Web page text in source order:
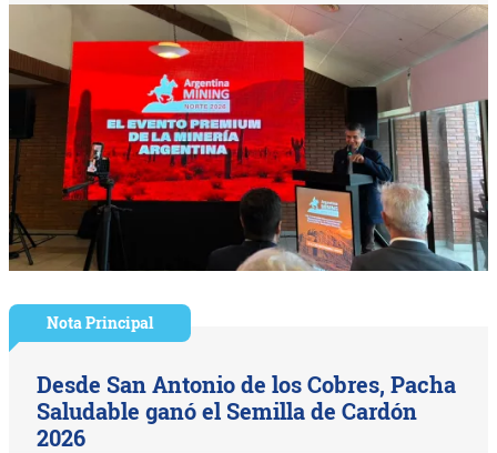
Nota Principal
Desde San Antonio de los Cobres, Pacha
Saludable ganó el Semilla de Cardón
2026